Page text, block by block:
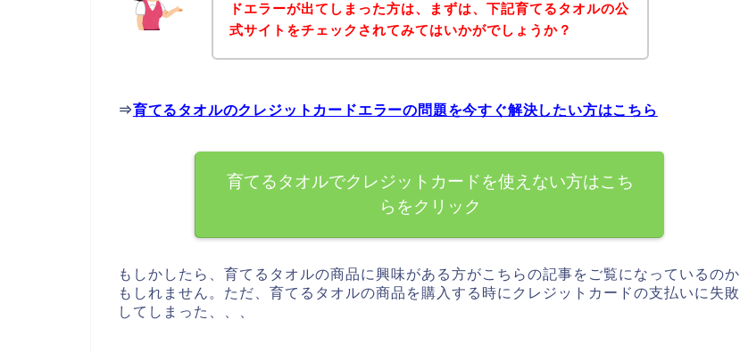
ドエラーが出てしまった方は、まずは、下記育てるタオルの公
式サイトをチェックされてみてはいかがでしょうか？
⇒育てるタオルのクレジットカードエラーの問題を今すぐ解決したい方はこちら
育てるタオルでクレジットカードを使えない方はこち
らをクリック
もしかしたら、育てるタオルの商品に興味がある方がこちらの記事をご覧になっているのか
もしれません。ただ、育てるタオルの商品を購入する時にクレジットカードの支払いに失敗
してしまった、、、